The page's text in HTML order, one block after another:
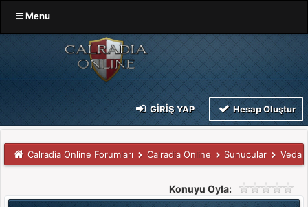
Menu
GIRIŞ YAP Hesap Oluştur
Calradia Online Forumları Calradia Online Sunucular Veda
Konuyu Oyla: